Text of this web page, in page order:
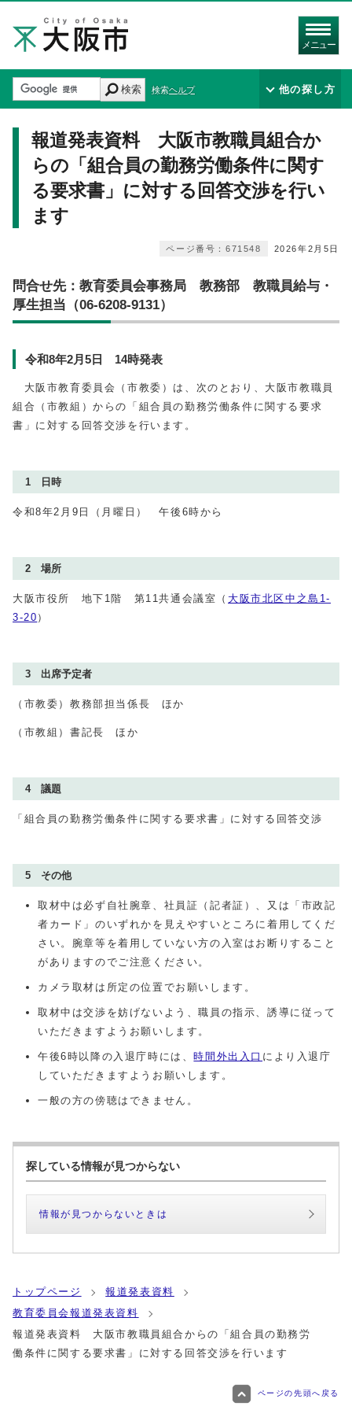
メニュー
検索 検索ヘルプ 他の探し方
報道発表資料 大阪市教職員組合か
らの「組合員の勤務労働条件に関す
る要求書」に対する回答交渉を行い
ます
2026年2月5日
ページ番号：671548
問合せ先：教育委員会事務局 教務部 教職員給与・
厚生担当（06-6208-9131）
令和8年2月5日 14時発表
大阪市教育委員会（市教委）は、次のとおり、大阪市教職員
組合（市教組）からの「組合員の勤務労働条件に関する要求
書」に対する回答交渉を行います。
1 日時
令和8年2月9日（月曜日） 午後6時から
2 場所
大阪市役所 地下1階 第11共通会議室（ 大阪市北区中之島1‐
3‐20 ）
3 出席予定者
（市教委）教務部担当係長 ほか
（市教組）書記長 ほか
4 議題
「組合員の勤務労働条件に関する要求書」に対する回答交渉
5 その他
取材中は必ず自社腕章、社員証（記者証）、又は「市政記
者カード」のいずれかを見えやすいところに着用してくだ
さい。腕章等を着用していない方の入室はお断りすること
がありますのでご注意ください。
カメラ取材は所定の位置でお願いします。
取材中は交渉を妨げないよう、職員の指示、誘導に従って
いただきますようお願いします。
午後6時以降の入退庁時には、時間外出入口 により入退庁
していただきますようお願いします。
一般の方の傍聴はできません。
探している情報が見つからない
情報が見つからないときは
トップページ
報道発表資料
教育委員会報道発表資料
報道発表資料 大阪市教職員組合からの「組合員の勤務労
働条件に関する要求書」に対する回答交渉を行います
ページの先頭へ戻る